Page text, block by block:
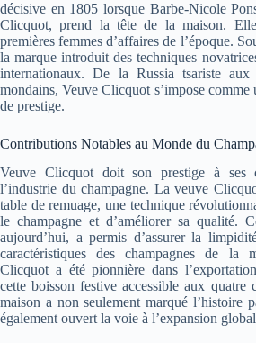
décisive en 1805 lorsque Barbe-Nicole
Clicquot, prend la tête de la maison.
premières femmes d’affaires de l’époque.
la marque introduit des techniques
internationaux. De la Russia tsariste aux
mondains, Veuve Clicquot s’impose
de prestige.
Contributions Notables au Monde du
Veuve Clicquot doit son prestige à ses
l’industrie du champagne. La veuve
table de remuage, une technique
le champagne et d’améliorer sa qualité.
aujourd’hui, a permis d’assurer la
caractéristiques des champagnes de la
Clicquot a été pionnière dans
cette boisson festive accessible aux
maison a non seulement marqué l’histoire
également ouvert la voie à l’expansion